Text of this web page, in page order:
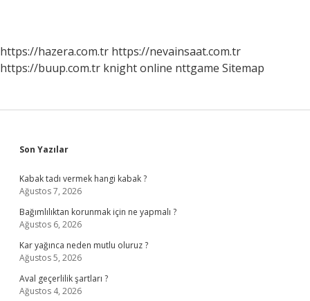
https://hazera.com.tr https://nevainsaat.com.tr
https://buup.com.tr knight online nttgame Sitemap
Sidebar
Son Yazılar
Kabak tadı vermek hangi kabak ?
Ağustos 7, 2026
Bağımlılıktan korunmak için ne yapmalı ?
Ağustos 6, 2026
Kar yağınca neden mutlu oluruz ?
Ağustos 5, 2026
Aval geçerlilik şartları ?
Ağustos 4, 2026